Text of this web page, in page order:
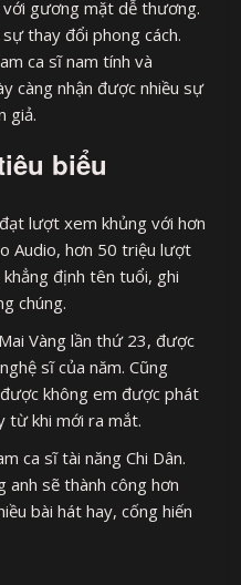
với gương mặt dễ thương.
thay đổi phong cách.
ca sĩ nam tính và
càng nhận được nhiều sự
giả.
biểu
lượt xem khủng với hơn
Audio, hơn 50 triệu lượt
khẳng định tên tuổi, ghi
chúng.
Vàng lần thứ 23, được
sĩ của năm. Cũng
không em được phát
từ khi mới ra mắt.
ca sĩ tài năng Chi Dân.
sẽ thành công hơn
bài hát hay, cống hiến